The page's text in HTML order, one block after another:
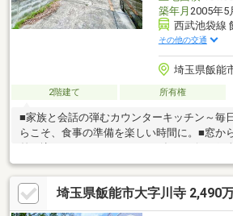
築年月 2005年5
西武池袋線
その他の交通
埼玉県飯能
2階建て 所有権
■家族と会話の弾むカウンターキッチン～毎
らこそ、食事の準備を楽しい時間に。■窓か
差し込み、ゆったりとくつろげるリビング■
シンプルにデザインされた室内。家具やレ
間に。●一日の疲れを癒してくれるゆったり
きっとあなたのバスタイムも、単なる習慣か
るはず。●ウォシュレット機能を標準装備の
埼玉県飯能市大字川寺 2,490